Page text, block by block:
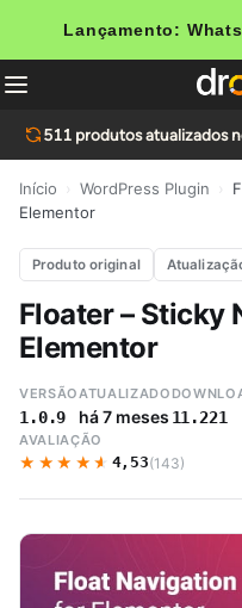
Lançamento:
511 produtos atualizados
Início WordPress Plugin
Elementor
Produto original
Floater – Sticky
Elementor
VERSÃO
1.0.9
ATUALIZADO
há 7 meses 11.221
AVALIAÇÃO
★★★★★
★★★★★ 4,53(143)